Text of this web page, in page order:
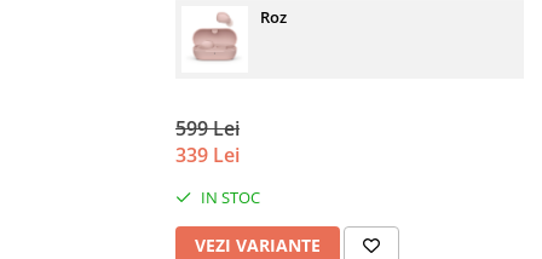
Roz
599 Lei
339 Lei
IN STOC
VEZI VARIANTE